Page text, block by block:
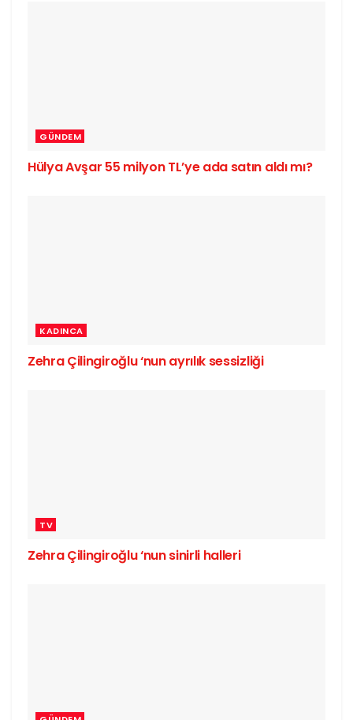
GÜNDEM
Hülya Avşar 55 milyon TL’ye ada satın aldı mı?
KADINCA
Zehra Çilingiroğlu ‘nun ayrılık sessizliği
TV
Zehra Çilingiroğlu ‘nun sinirli halleri